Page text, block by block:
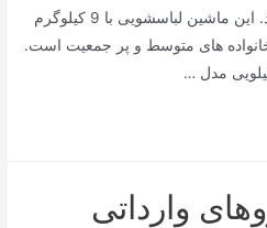
در اندازه و الیاف مختلف می کند. این ماشین لباسشویی با 9 کیلوگرم
های متوسط و پر جمعیت است.
وارداتی